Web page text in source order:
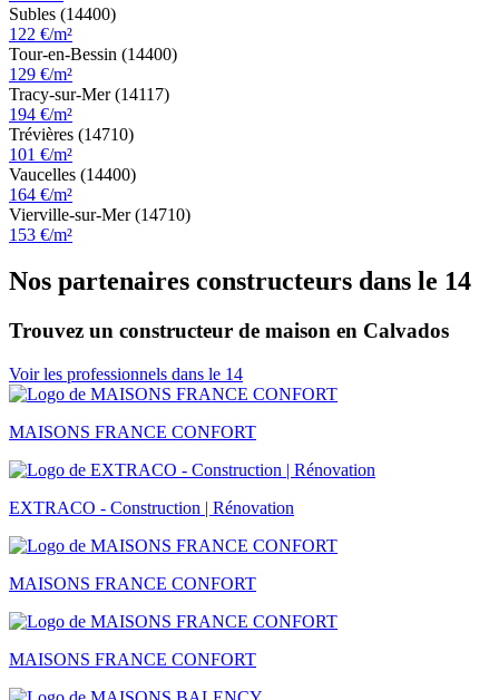
Subles (14400)
122 €/m²
Tour-en-Bessin (14400)
129 €/m²
Tracy-sur-Mer (14117)
194 €/m²
Trévières (14710)
101 €/m²
Vaucelles (14400)
164 €/m²
Vierville-sur-Mer (14710)
153 €/m²
Nos partenaires constructeurs dans le 14
Trouvez un constructeur de maison en Calvados
Voir les professionnels dans le 14
MAISONS FRANCE CONFORT
EXTRACO - Construction | Rénovation
MAISONS FRANCE CONFORT
MAISONS FRANCE CONFORT